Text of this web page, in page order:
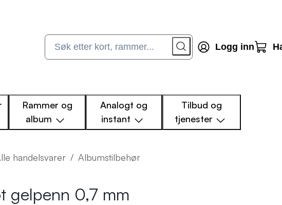
Logg inn
Rammer og
album
Analogt og
instant
Tilbud og
tjenester
handelsvarer / Albumstilbehør
gelpenn 0,7 mm